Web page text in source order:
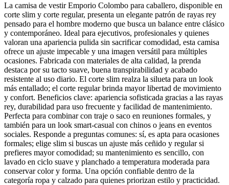
La camisa de vestir Emporio Colombo para caballero, disponible en
corte slim y corte regular, presenta un elegante patrón de rayas rey
pensado para el hombre moderno que busca un balance entre clásico
y contemporáneo. Ideal para ejecutivos, profesionales y quienes
valoran una apariencia pulida sin sacrificar comodidad, esta camisa
ofrece un ajuste impecable y una imagen versátil para múltiples
ocasiones. Fabricada con materiales de alta calidad, la prenda
destaca por su tacto suave, buena transpirabilidad y acabado
resistente al uso diario. El corte slim realza la silueta para un look
más entallado; el corte regular brinda mayor libertad de movimiento
y confort. Beneficios clave: apariencia sofisticada gracias a las rayas
rey, durabilidad para uso frecuente y facilidad de mantenimiento.
Perfecta para combinar con traje o saco en reuniones formales, y
también para un look smart-casual con chinos o jeans en eventos
sociales. Responde a preguntas comunes: sí, es apta para ocasiones
formales; elige slim si buscas un ajuste más ceñido y regular si
prefieres mayor comodidad; su mantenimiento es sencillo, con
lavado en ciclo suave y planchado a temperatura moderada para
conservar color y forma. Una opción confiable dentro de la
categoría ropa y calzado para quienes priorizan estilo y practicidad.